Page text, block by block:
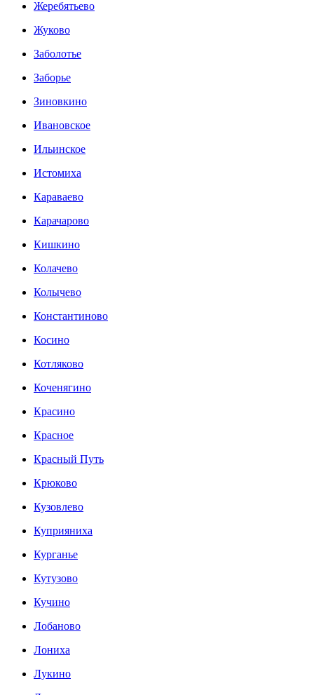
Жеребятьево
Жуково
Заболотье
Заборье
Зиновкино
Ивановское
Ильинское
Истомиха
Караваево
Карачарово
Кишкино
Колачево
Колычево
Константиново
Косино
Котляково
Коченягино
Красино
Красное
Красный Путь
Крюково
Кузовлево
Куприяниха
Курганье
Кутузово
Кучино
Лобаново
Лониха
Лукино